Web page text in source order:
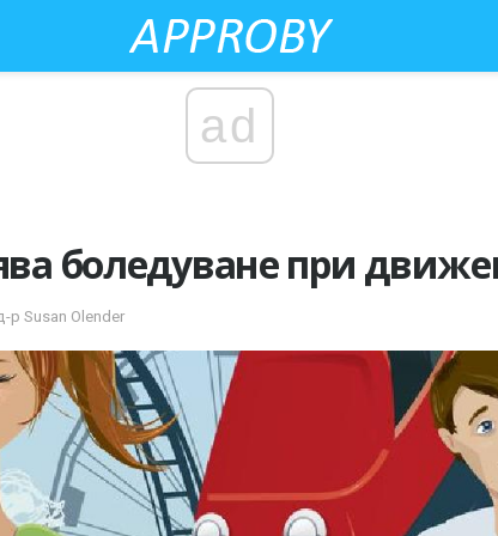
ad
боледуване при
р Susan Olender